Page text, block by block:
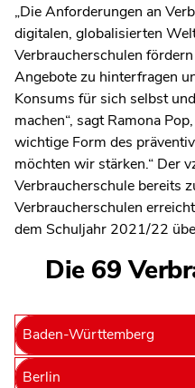
„Die Anforderungen an
digitalen, globalisierten
Verbraucherschulen
Angebote zu hinterfragen
Konsums für sich selbst
machen“, sagt Ramona
wichtige Form des
möchten wir stärken.“ Der
Verbraucherschule bereits
Verbraucherschulen
dem Schuljahr 2021/22
Die 69
Baden-Württemberg
Berlin